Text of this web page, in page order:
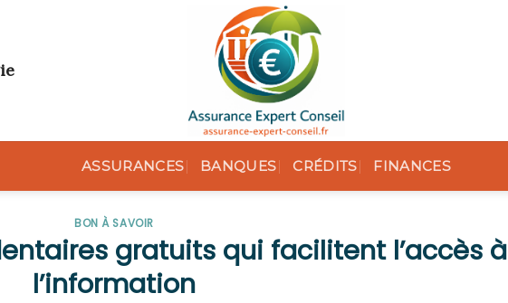
ASSURANCES BANQUES CRÉDITS FINANCES
BON À SAVOIR
gratuits qui facilitent l’accès à
l’information